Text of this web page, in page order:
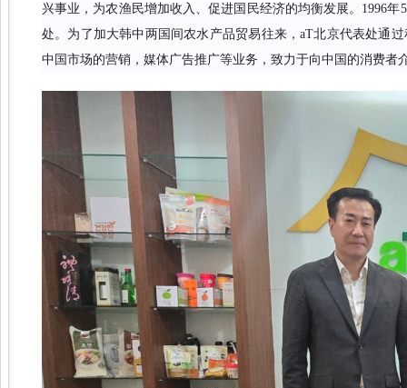
兴事业，为农渔民增加收入、促进国民经济的均衡发展。1996
处。为了加大韩中两国间农水产品贸易往来，aT北京代表处通
中国市场的营销，媒体广告推广等业务，致力于向中国的消费者